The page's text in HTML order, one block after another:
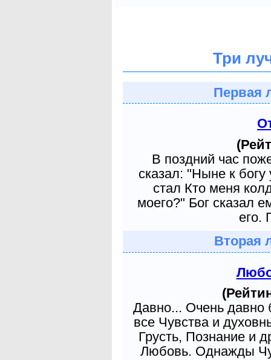
Три
Первая
В поздний час
сказал: "Ныне к
стал Кто меня
моего?" Бог сказал
его.
Вторая
Давно... Очень давно
все Чувства и
Грусть, Познание и
Любовь. Однажды